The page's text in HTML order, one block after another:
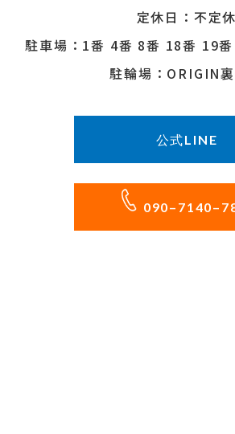
定休日：不定休
駐車場：1番 4番 8番 18番 19番
駐輪場：ORIGIN
公式LINE